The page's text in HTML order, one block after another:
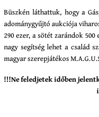
Büszkén láthattuk, hogy a
adománygyűjtó aukciója
290 ezer, a sötét zarándok
nagy segítség lehet a család
magyar szerepjátékos
!!!Ne feledjetek időben